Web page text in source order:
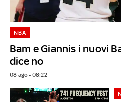
Bam e Giannis i nuovi
dice no
NBA
08 ago - 08:22